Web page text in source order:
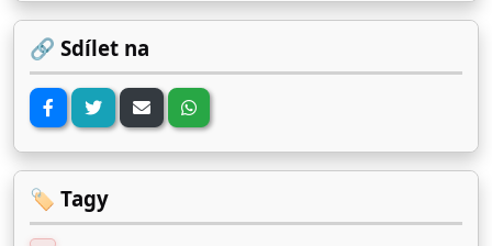
🔗 Sdílet na
🏷️ Tagy